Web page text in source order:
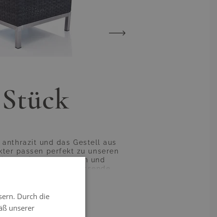
und das Gestell aus
passen perfekt zu unseren
dabei.Abdeckplanen und
außerdem passende
Anfrage. Der Aufbau ist
an die jeweiligen
und Pflege gestalten sich
Shop!
Durch die
unserer